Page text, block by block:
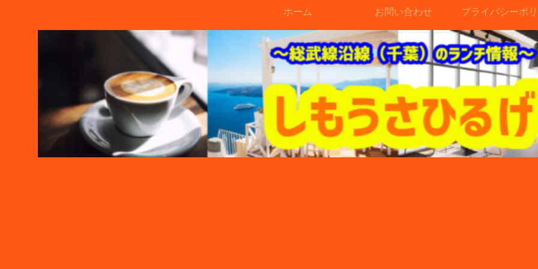
ホーム お問い合わせ プライバシーポ